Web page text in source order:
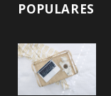
POPULARES